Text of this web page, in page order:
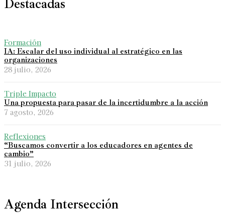
Destacadas
Formación
IA: Escalar del uso individual al estratégico en las
organizaciones
28 julio, 2026
Triple Impacto
Una propuesta para pasar de la incertidumbre a la acción
7 agosto, 2026
Reflexiones
“Buscamos convertir a los educadores en agentes de
cambio”
31 julio, 2026
Agenda Intersección